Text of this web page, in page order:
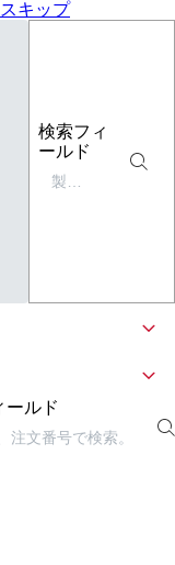
キップ
検索フィ
ールド
ールド